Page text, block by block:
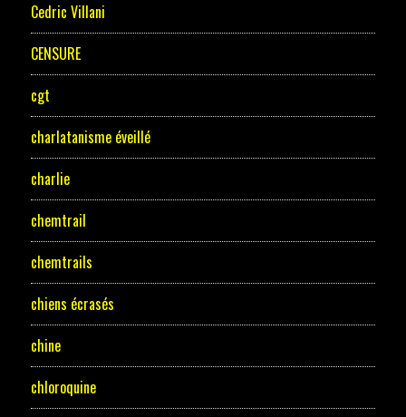
Cedric Villani
CENSURE
cgt
charlatanisme éveillé
charlie
chemtrail
chemtrails
chiens écrasés
chine
chloroquine